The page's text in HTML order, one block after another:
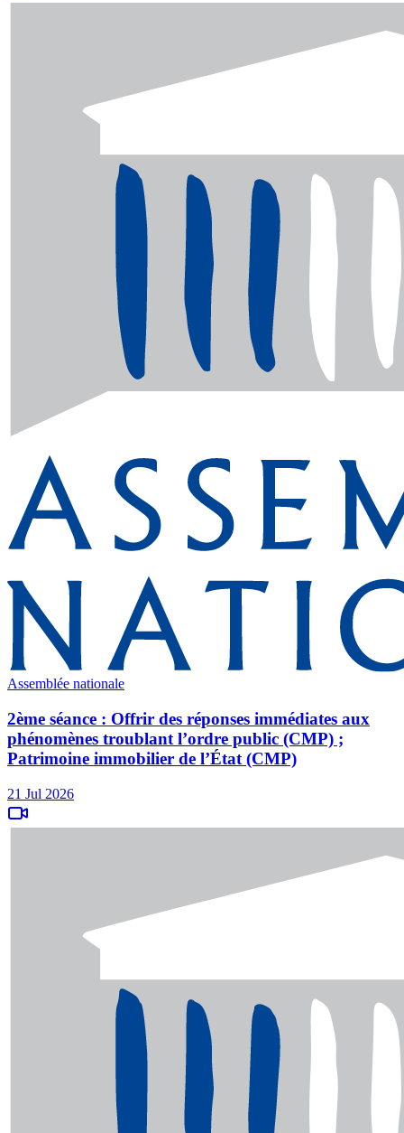
Assemblée nationale
2ème séance : Offrir des réponses immédiates aux
phénomènes troublant l’ordre public (CMP) ;
Patrimoine immobilier de l’État (CMP)
21 Jul 2026